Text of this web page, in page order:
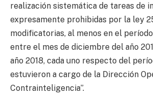
realización sistemática de tareas de
expresamente prohibidas por la ley
modificatorias, al menos en el
entre el mes de diciembre del año
año 2018, cada uno respecto del
estuvieron a cargo de la Dirección
Contrainteligencia”.